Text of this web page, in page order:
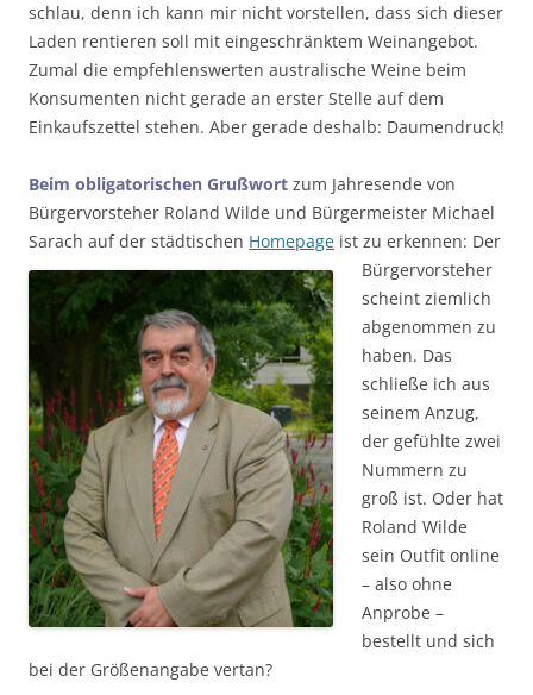
schlau, denn ich kann mir nicht vorstellen, dass sich dieser
Laden rentieren soll mit eingeschränktem Weinangebot.
Zumal die empfehlenswerten australische Weine beim
Konsumenten nicht gerade an erster Stelle auf dem
Einkaufszettel stehen. Aber gerade deshalb: Daumendruck!
Beim obligatorischen Grußwort zum Jahresende von
Bürgervorsteher Roland Wilde und Bürgermeister Michael
Sarach auf der städtischen Homepage ist zu erkennen: Der
Bürgervorsteher
scheint ziemlich
abgenommen zu
haben. Das
schließe ich aus
seinem Anzug,
der gefühlte zwei
Nummern zu
groß ist. Oder hat
Roland Wilde
sein Outfit online
– also ohne
Anprobe –
bestellt und sich
bei der Größenangabe vertan?